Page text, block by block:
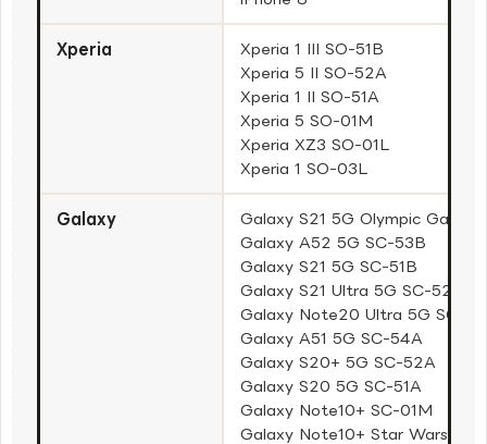
Xperia
Xperia 1 III SO-51B
Xperia 5 II SO-52A
Xperia 1 II SO-51A
Xperia 5 SO-01M
Xperia XZ3 SO-01L
Xperia 1 SO-03L
Galaxy
Galaxy S21 5G Olympic Games
Galaxy A52 5G SC-53B
Galaxy S21 5G SC-51B
Galaxy S21 Ultra 5G SC-52B
Galaxy Note20 Ultra 5G SC-
Galaxy A51 5G SC-54A
Galaxy S20+ 5G SC-52A
Galaxy S20 5G SC-51A
Galaxy Note10+ SC-01M
Galaxy Note10+ Star Wars